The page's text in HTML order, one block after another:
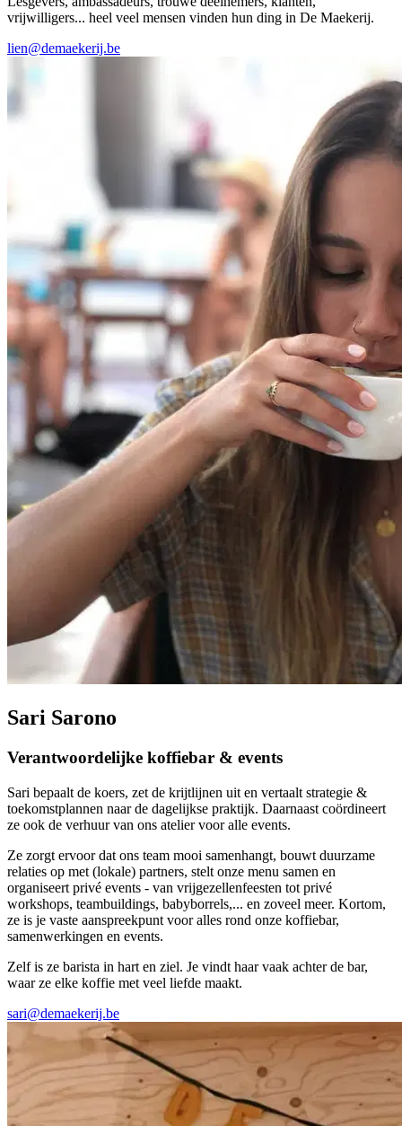
vrijwilligers... heel veel mensen vinden hun ding in De Maekerij.
lien@demaekerij.be
Sari Sarono
Verantwoordelijke koffiebar & events
Sari bepaalt de koers, zet de krijtlijnen uit en vertaalt strategie &
toekomstplannen naar de dagelijkse praktijk. Daarnaast coördineert
ze ook de verhuur van ons atelier voor alle events.
Ze zorgt ervoor dat ons team mooi samenhangt, bouwt duurzame
relaties op met (lokale) partners, stelt onze menu samen en
organiseert privé events - van vrijgezellenfeesten tot privé
workshops, teambuildings, babyborrels,... en zoveel meer. Kortom,
ze is je vaste aanspreekpunt voor alles rond onze koffiebar,
samenwerkingen en events.
Zelf is ze barista in hart en ziel. Je vindt haar vaak achter de bar,
waar ze elke koffie met veel liefde maakt.
sari@demaekerij.be